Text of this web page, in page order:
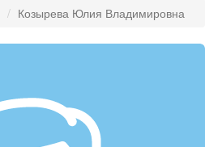
Козырева Юлия Владимировна